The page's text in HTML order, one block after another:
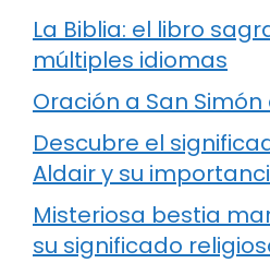
La Biblia: el libro
múltiples idiomas
Oración a San
Descubre el
Aldair y su
Misteriosa bestia
su significado